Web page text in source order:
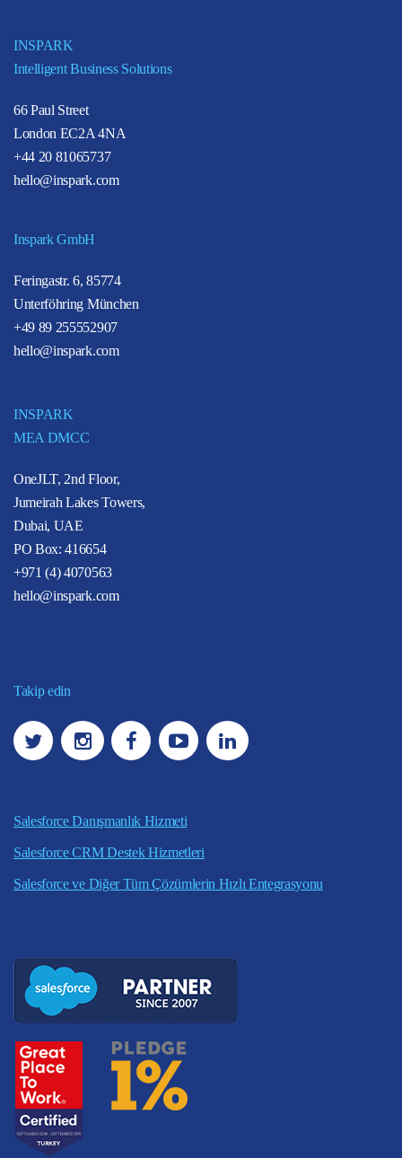
INSPARK
Intelligent Business Solutions
66 Paul Street
London EC2A 4NA
+44 20 81065737
hello@inspark.com
Inspark GmbH
Feringastr. 6, 85774
Unterföhring München
+49 89 255552907
hello@inspark.com
INSPARK
MEA DMCC
OneJLT, 2nd Floor,
Jumeirah Lakes Towers,
Dubai, UAE
PO Box: 416654
+971 (4) 4070563
hello@inspark.com
Takip edin
Salesforce Danışmanlık Hizmeti
Salesforce CRM Destek Hizmetleri
Salesforce ve Diğer Tüm Çözümlerin Hızlı Entegrasyonu